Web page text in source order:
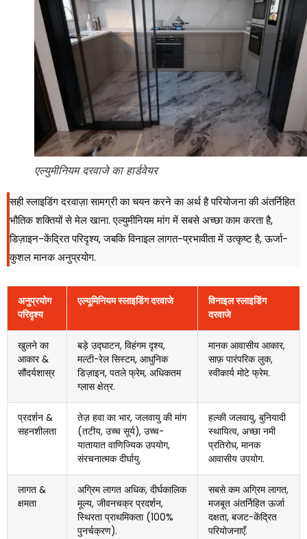
एल्युमीनियम दरवाजे का हार्डवेयर
सही स्लाइडिंग दरवाज़ा सामग्री का चयन करने का अर्थ है परियोजना की अंतर्निहित
भौतिक शक्तियों से मेल खाना. एल्युमीनियम मांग में सबसे अच्छा काम करता है,
डिज़ाइन-केंद्रित परिदृश्य, जबकि विनाइल लागत-प्रभावीता में उत्कृष्ट है, ऊर्जा-
कुशल मानक अनुप्रयोग.
अनुप्रयोग
परिदृश्य
एल्यूमिनियम स्लाइडिंग दरवाजे
विनाइल स्लाइडिंग
दरवाजे
खुलने का
आकार &
सौंदर्यशास्र
बड़े उद्घाटन, विहंगम दृश्य,
मल्टी-रेल सिस्टम, आधुनिक
डिज़ाइन, पतले फ्रेम, अधिकतम
ग्लास क्षेत्र.
मानक आवासीय आकार,
साफ़ पारंपरिक लुक,
स्वीकार्य मोटे फ्रेम.
प्रदर्शन &
सहनशीलता
तेज़ हवा का भार, जलवायु की मांग
(तटीय, उच्च सूर्य), उच्च-
यातायात वाणिज्यिक उपयोग,
संरचनात्मक दीर्घायु.
हल्की जलवायु, बुनियादी
स्थायित्व, अच्छा नमी
प्रतिरोध, मानक
आवासीय उपयोग.
लागत &
क्षमता
अग्रिम लागत अधिक, दीर्घकालिक
मूल्य, जीवनचक्र प्रदर्शन,
स्थिरता प्राथमिकता (100%
पुनर्चक्रण).
सबसे कम अग्रिम लागत,
मजबूत अंतर्निहित ऊर्जा
दक्षता, बजट-केंद्रित
परियोजनाएँ.